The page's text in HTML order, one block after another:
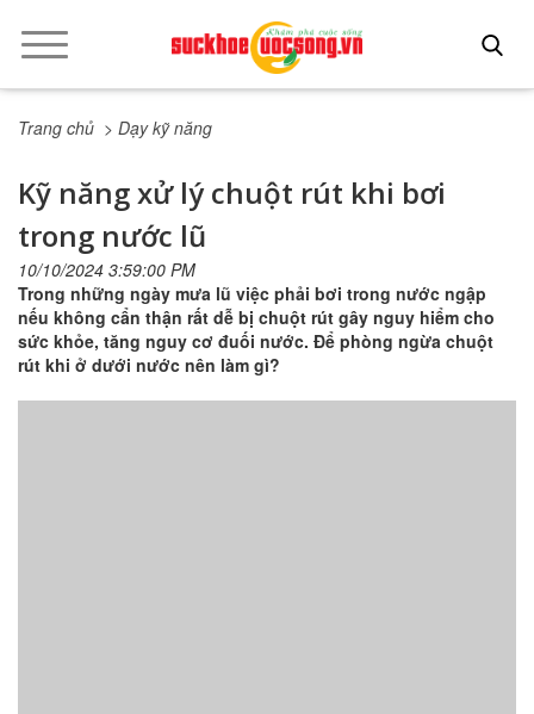
Trang chủ > Dạy kỹ năng
Kỹ năng xử lý chuột rút khi bơi
trong nước lũ
10/10/2024 3:59:00 PM
Trong những ngày mưa lũ việc phải bơi trong nước ngập
nếu không cẩn thận rất dễ bị chuột rút gây nguy hiểm cho
sức khỏe, tăng nguy cơ đuối nước. Để phòng ngừa chuột
rút khi ở dưới nước nên làm gì?